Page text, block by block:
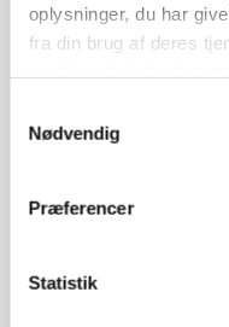
oplysninger, du har
fra din brug af deres
Nødvendig
Præferencer
Statistik
»Nu stopper I«:
protestgruppe vil
gødskningslov
Folketinget
kan den ændre din